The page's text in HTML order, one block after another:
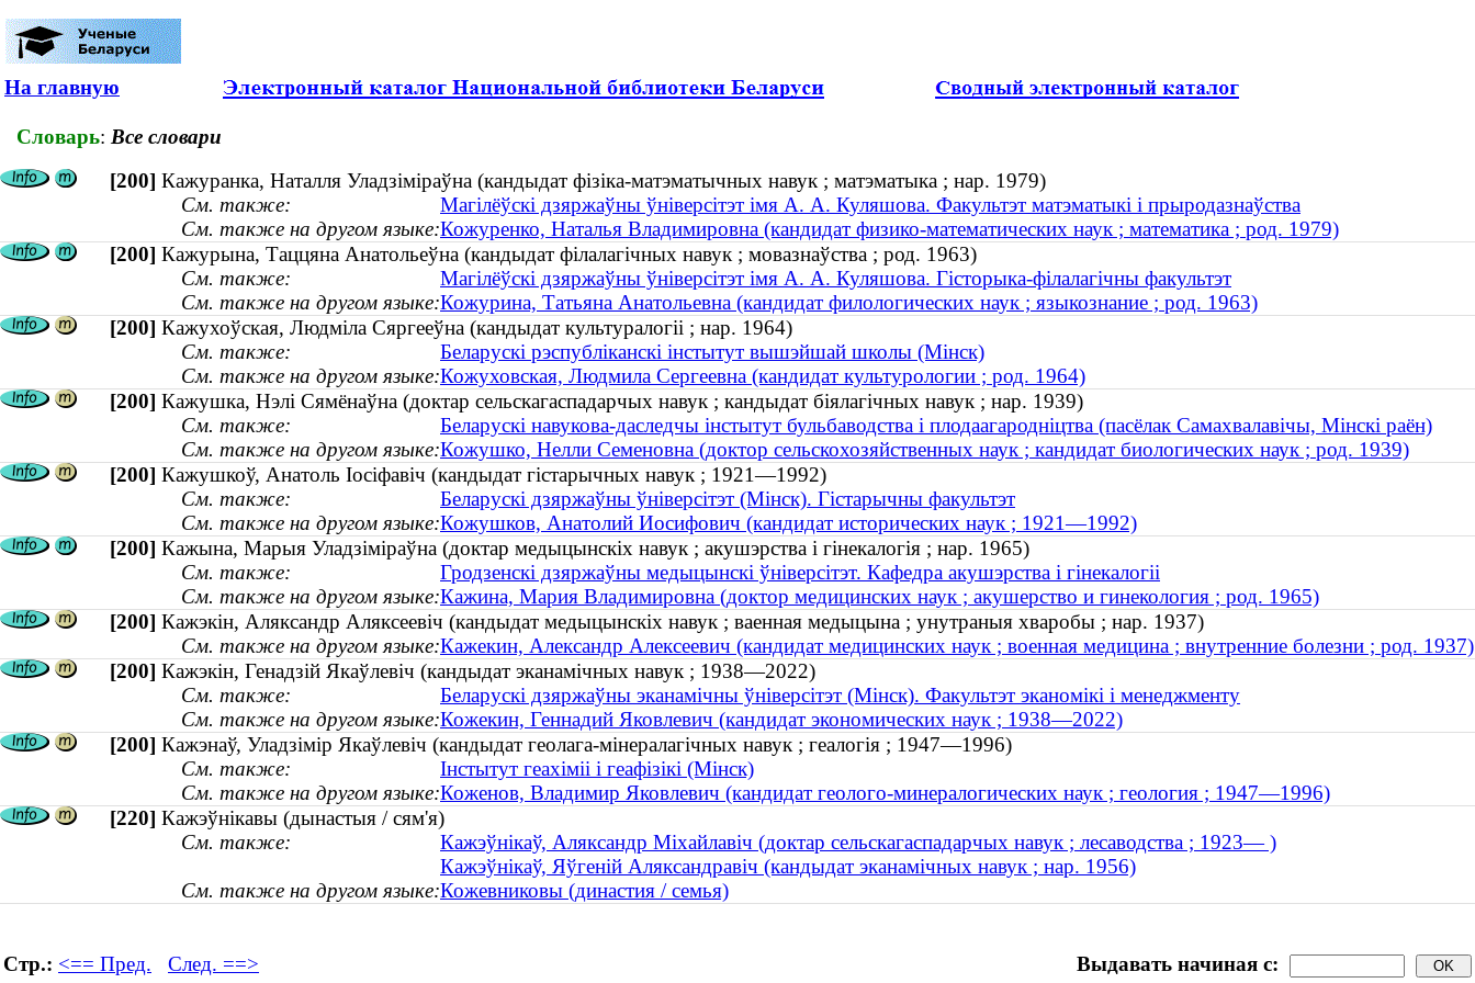
На главную
Словарь: Все словари
[200] Кажуранка, Наталля Уладзіміраўна (кандыдат фізіка-матэматычных навук ; матэматыка ; нар. 1979)
См. также:
Магілёўскі дзяржаўны ўніверсітэт імя А. А. Куляшова. Факультэт матэматыкі і прыродазнаўства
См. также на другом языке:Кожуренко, Наталья Владимировна (кандидат физико-математических наук ; математика ; род. 1979)
[200] Кажурына, Таццяна Анатольеўна (кандыдат філалагічных навук ; мовазнаўства ; род. 1963)
См. также:
Магілёўскі дзяржаўны ўніверсітэт імя А. А. Куляшова. Гісторыка-філалагічны факультэт
См. также на другом языке:Кожурина, Татьяна Анатольевна (кандидат филологических наук ; языкознание ; род. 1963)
[200] Кажухоўская, Людміла Сяргееўна (кандыдат культуралогіі ; нар. 1964)
См. также:
Беларускі рэспубліканскі інстытут вышэйшай школы (Мінск)
См. также на другом языке:Кожуховская, Людмила Сергеевна (кандидат культурологии ; род. 1964)
[200] Кажушка, Нэлі Сямёнаўна (доктар сельскагаспадарчых навук ; кандыдат біялагічных навук ; нар. 1939)
См. также:
Беларускі навукова-даследчы інстытут бульбаводства і плодаагародніцтва (пасёлак Самахвалавічы, Мінскі раён)
См. также на другом языке:Кожушко, Нелли Семеновна (доктор сельскохозяйственных наук ; кандидат биологических наук ; род. 1939)
[200] Кажушкоў, Анатоль Іосіфавіч (кандыдат гістарычных навук ; 1921—1992)
См. также:
Беларускі дзяржаўны ўніверсітэт (Мінск). Гістарычны факультэт
См. также на другом языке:Кожушков, Анатолий Иосифович (кандидат исторических наук ; 1921—1992)
[200] Кажына, Марыя Уладзіміраўна (доктар медыцынскіх навук ; акушэрства і гінекалогія ; нар. 1965)
См. также:
Гродзенскі дзяржаўны медыцынскі ўніверсітэт. Кафедра акушэрства і гінекалогіі
См. также на другом языке:Кажина, Мария Владимировна (доктор медицинских наук ; акушерство и гинекология ; род. 1965)
[200] Кажэкін, Аляксандр Аляксеевіч (кандыдат медыцынскіх навук ; ваенная медыцына ; унутраныя хваробы ; нар. 1937)
См. также на другом языке:Кажекин, Александр Алексеевич (кандидат медицинских наук ; военная медицина ; внутренние болезни ; род. 1937)
[200] Кажэкін, Генадзій Якаўлевіч (кандыдат эканамічных навук ; 1938—2022)
См. также:
Беларускі дзяржаўны эканамічны ўніверсітэт (Мінск). Факультэт эканомікі і менеджменту
См. также на другом языке:Кожекин, Геннадий Яковлевич (кандидат экономических наук ; 1938—2022)
[200] Кажэнаў, Уладзімір Якаўлевіч (кандыдат геолага-мінералагічных навук ; геалогія ; 1947—1996)
См. также:
Інстытут геахіміі і геафізікі (Мінск)
См. также на другом языке:Коженов, Владимир Яковлевич (кандидат геолого-минералогических наук ; геология ; 1947—1996)
[220] Кажэўнікавы (дынастыя / сям'я)
См. также:
Кажэўнікаў, Аляксандр Міхайлавіч (доктар сельскагаспадарчых навук ; лесаводства ; 1923— )
Кажэўнікаў, Яўгеній Аляксандравіч (кандыдат эканамічных навук ; нар. 1956)
См. также на другом языке:Кожевниковы (династия / семья)
Стр.: <== Пред. След. ==> Выдавать начиная с: